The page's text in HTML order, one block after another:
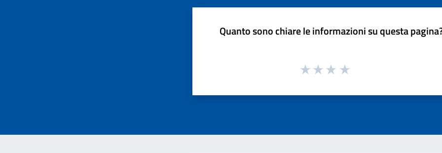
Quanto sono chiare le informazioni su questa